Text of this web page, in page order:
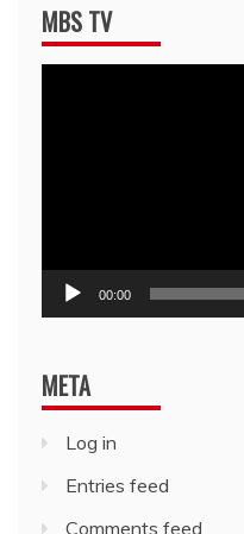
MBS TV
00:00
META
Log in
Entries feed
Comments feed